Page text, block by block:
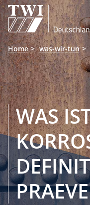

Home was-wir-tun
WAS